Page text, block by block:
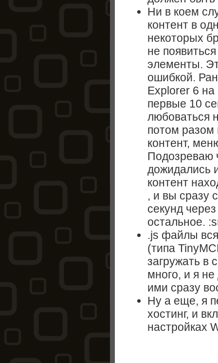
Ни в коем
контент в
некоторых
не
элементы.
ошибкой.
Explorer 6 на
первые 10
любоваться
потом разом
контент,
Подозреваю
дожидались
контент
, и вы сразу
секунд
остальное.
.js файлы
(типа
загружать в
много, и я
ими сразу
Ну а еще, я
хостинг, и
настройках